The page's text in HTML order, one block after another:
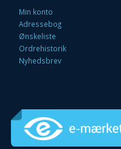
Min konto
Adressebog
Ønskeliste
Ordrehistorik
Nyhedsbrev